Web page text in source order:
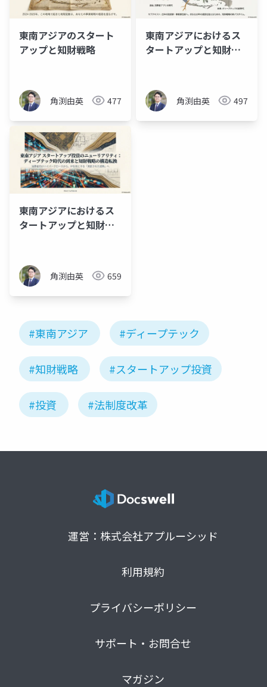
東南アジアのスタート
アップと知財戦略
角渕由英 477
東南アジアにおけるス
タートアップと知財戦
角渕由英 497
東南アジアにおけるス
タートアップと知財戦
角渕由英 659
#東南アジア #ディープテック
#知財戦略 #スタートアップ投資
#投資 #法制度改革
運営：株式会社アプルーシッド
利用規約
プライバシーポリシー
サポート・お問合せ
マガジン